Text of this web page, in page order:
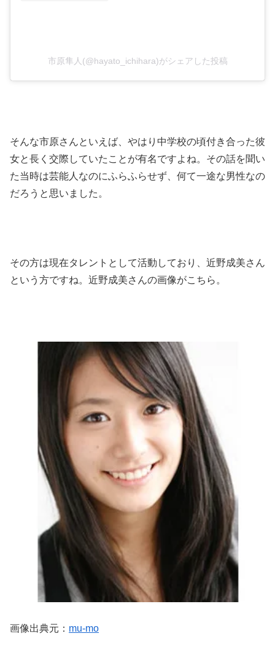
市原隼人(@hayato_ichihara)がシェアした投稿
そんな市原さんといえば、やはり中学校の頃付き合った彼
女と長く交際していたことが有名ですよね。その話を聞い
た当時は芸能人なのにふらふらせず、何て一途な男性なの
だろうと思いました。
その方は現在タレントとして活動しており、近野成美さん
という方ですね。近野成美さんの画像がこちら。
画像出典元： mu-mo